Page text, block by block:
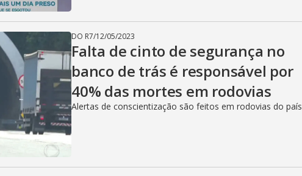
DO R7/12/05/2023
Falta de cinto de segurança no
banco de trás é responsável por
40% das mortes em rodovias
Alertas de conscientização são feitos em rodovias do país